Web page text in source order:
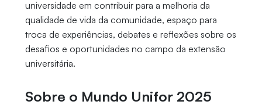
universidade em contribuir para a melhoria da
qualidade de vida da comunidade, espaço para
troca de experiências, debates e reflexões sobre os
desafios e oportunidades no campo da extensão
universitária.
Sobre o Mundo Unifor 2025